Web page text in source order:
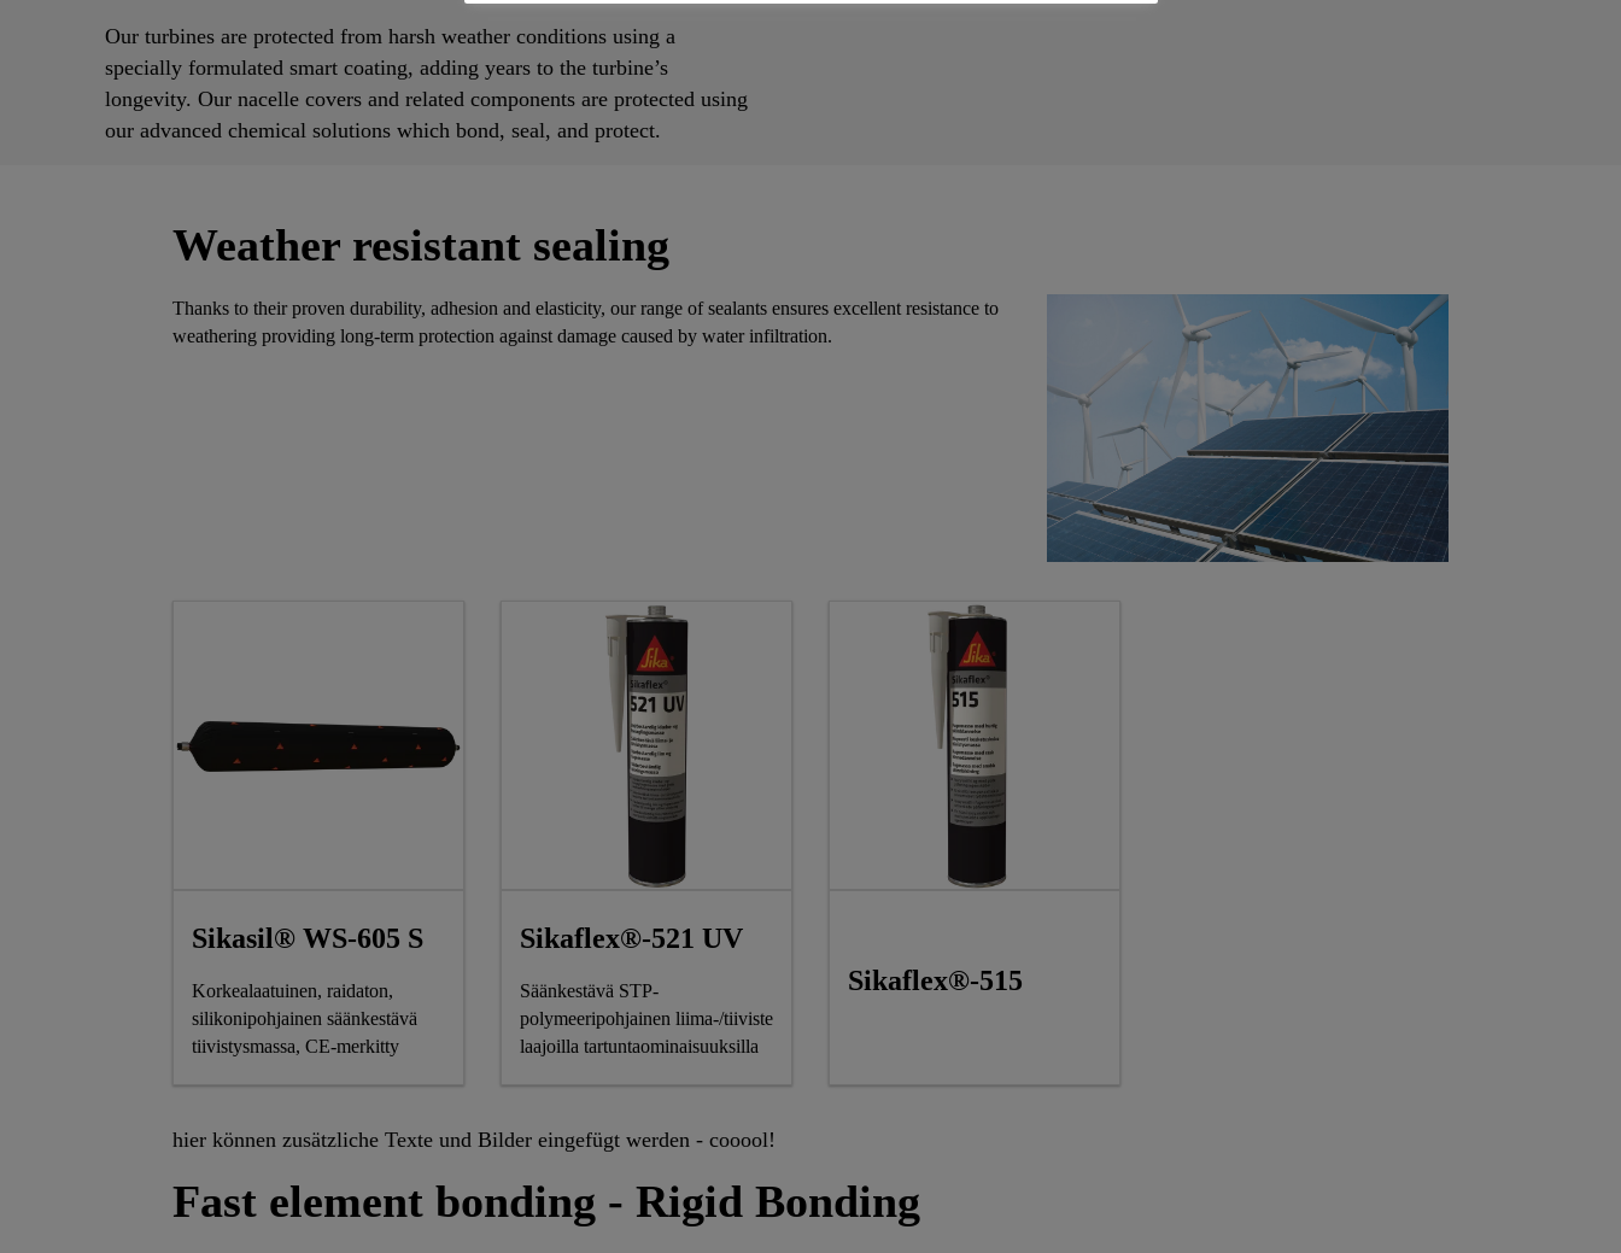
Our turbines are protected from harsh weather conditions using a
specially formulated smart coating, adding years to the turbine’s
longevity. Our nacelle covers and related components are protected using
our advanced chemical solutions which bond, seal, and protect.
Weather resistant sealing
Thanks to their proven durability, adhesion and elasticity, our range of sealants ensures excellent resistance to
weathering providing long-term protection against damage caused by water infiltration.
Sikasil® WS-605 S
Korkealaatuinen, raidaton,
silikonipohjainen säänkestävä
tiivistysmassa, CE-merkitty
Sikaflex®-521 UV
Säänkestävä STP-
polymeeripohjainen liima-/tiiviste
laajoilla tartuntaominaisuuksilla
Sikaflex®-515
hier können zusätzliche Texte und Bilder eingefügt werden - cooool!
Fast element bonding - Rigid Bonding